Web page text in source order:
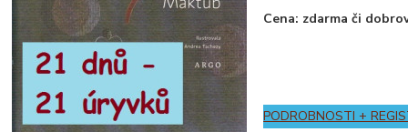
Cena: zdarma či
PODROBNOSTI +